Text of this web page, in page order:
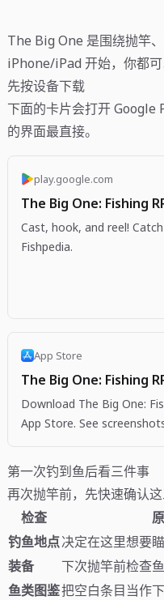
The Big One 是围绕抛竿
iPhone/iPad 开始，你都可
先按设备下载
下面的卡片会打开 Google
的界面最直接。
play.google.com
The Big One: Fishing
Cast, hook, and reel!
Fishpedia.
App Store
The Big One: Fishing
Download The Big One:
App Store. See
第一次钓到鱼后看三件事
再次抛竿前，先快速确认这
检查
钓鱼地点决定在这里想要
装备
下次抛竿前检查
鱼类图鉴把空白条目当作